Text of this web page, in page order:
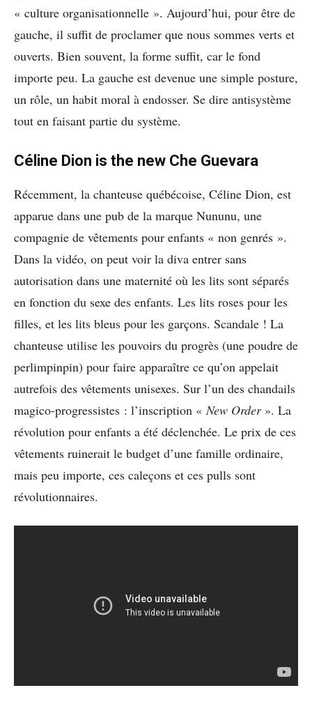
« culture organisationnelle ». Aujourd’hui, pour être de
gauche, il suffit de proclamer que nous sommes verts et
ouverts. Bien souvent, la forme suffit, car le fond
importe peu. La gauche est devenue une simple posture,
un rôle, un habit moral à endosser. Se dire antisystème
tout en faisant partie du système.
Céline Dion is the new Che Guevara
Récemment, la chanteuse québécoise, Céline Dion, est
apparue dans une pub de la marque Nununu, une
compagnie de vêtements pour enfants « non genrés ».
Dans la vidéo, on peut voir la diva entrer sans
autorisation dans une maternité où les lits sont séparés
en fonction du sexe des enfants. Les lits roses pour les
filles, et les lits bleus pour les garçons. Scandale ! La
chanteuse utilise les pouvoirs du progrès (une poudre de
perlimpinpin) pour faire apparaître ce qu’on appelait
autrefois des vêtements unisexes. Sur l’un des chandails
magico-progressistes : l’inscription « New Order». La
révolution pour enfants a été déclenchée. Le prix de ces
vêtements ruinerait le budget d’une famille ordinaire,
mais peu importe, ces caleçons et ces pulls sont
révolutionnaires.